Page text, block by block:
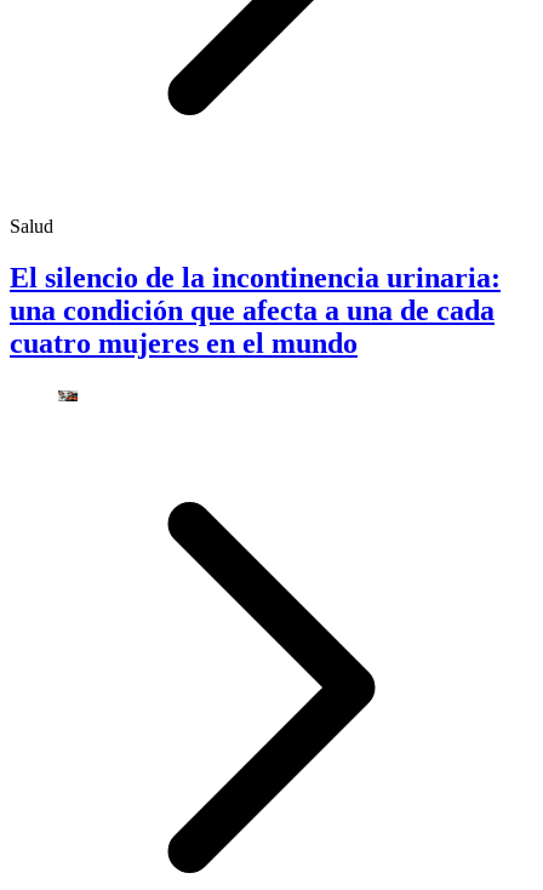
Salud
El silencio de la incontinencia urinaria:
una condición que afecta a una de cada
cuatro mujeres en el mundo